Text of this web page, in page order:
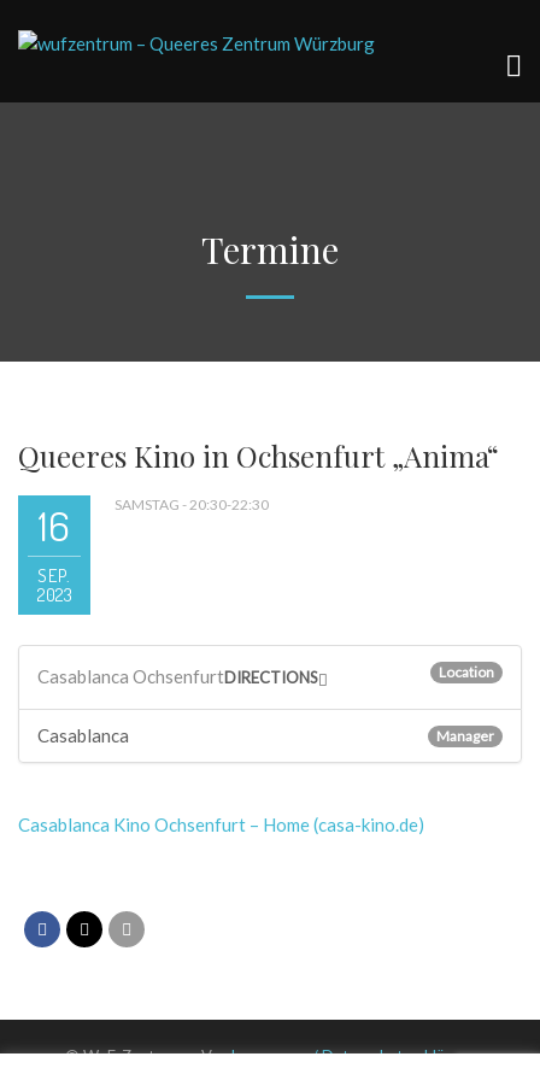
Termine
Queeres Kino in Ochsenfurt „Anima“
16
SEP.
2023
SAMSTAG - 20:30-22:30
Casablanca Ochsenfurt Location
DIRECTIONS
Casablanca Manager
Casablanca Kino Ochsenfurt – Home (casa-kino.de)
© WuF-Zentrum e. V. –Impressum / Datenschutzerklärung